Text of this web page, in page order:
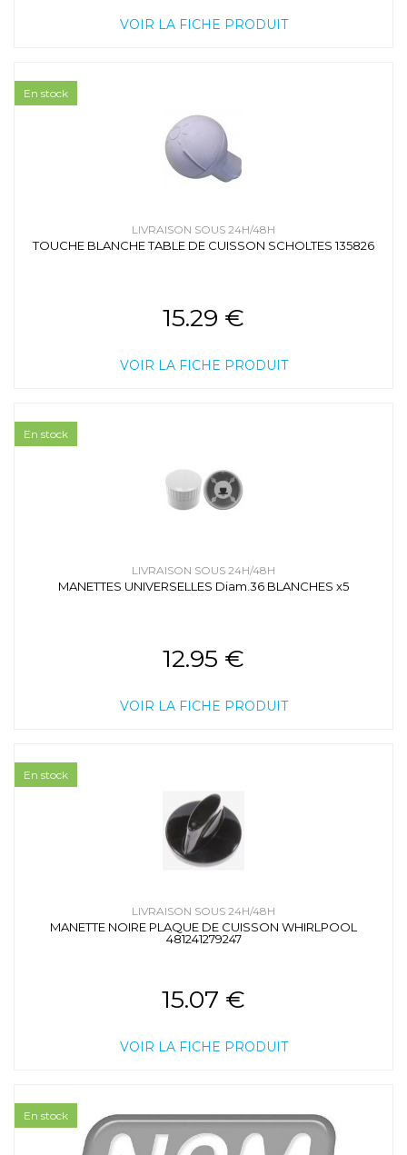
VOIR LA FICHE PRODUIT
LIVRAISON SOUS 24H/48H
TOUCHE BLANCHE TABLE DE CUISSON SCHOLTES 135826
15.29 €
VOIR LA FICHE PRODUIT
En stock
LIVRAISON SOUS 24H/48H
MANETTES UNIVERSELLES Diam.36 BLANCHES x5
12.95 €
VOIR LA FICHE PRODUIT
En stock
LIVRAISON SOUS 24H/48H
MANETTE NOIRE PLAQUE DE CUISSON WHIRLPOOL
481241279247
15.07 €
VOIR LA FICHE PRODUIT
En stock
En stock